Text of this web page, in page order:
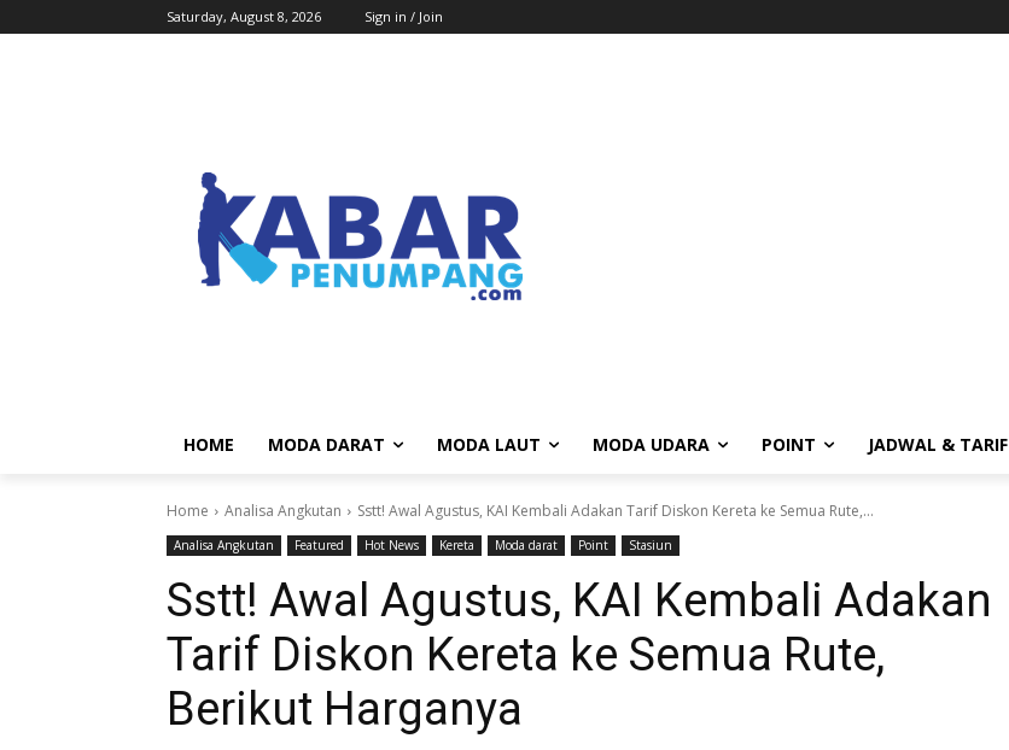
Saturday, August 8, 2026 Sign in / Join
HOME MODA DARAT MODA LAUT MODA UDARA POINT JADWAL & TARIF
Home Analisa Angkutan Sstt! Awal Agustus, KAI Kembali Adakan Tarif Diskon Kereta ke Semua Rute,...
Analisa Angkutan Featured Hot News Kereta Moda darat Point Stasiun
Sstt! Awal Agustus, KAI Kembali Adakan
Tarif Diskon Kereta ke Semua Rute,
Berikut Harganya